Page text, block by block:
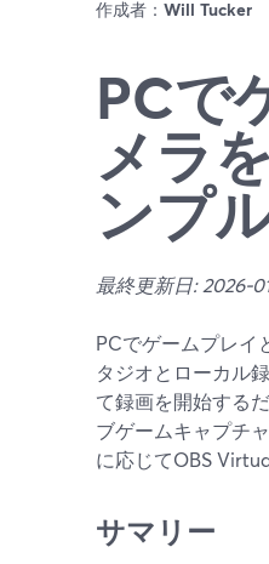
作成者： Will Tucker
PCで
メラ
ンプ
最終更新日: 2026-
PCでゲームプレイ
タジオとローカル
て録画を開始する
ブゲームキャプチ
に応じてOBS
サマリー